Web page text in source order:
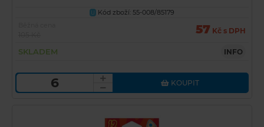
U
Kód zboží: 55-008/85179
57 Kč s DPH
SKLADEM INFO
KOUPIT